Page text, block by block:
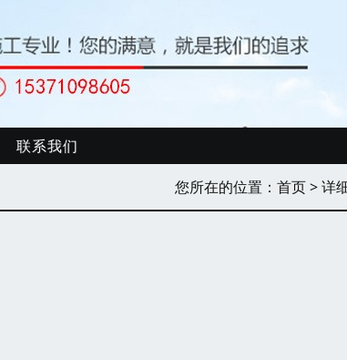
联系我们
您所在的位置： 首页> 详